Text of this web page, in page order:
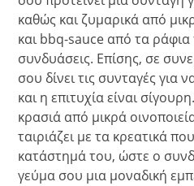
καθώς και ζυμαρικά από
και bbq-sauce από τα ράφια
συνδυάσεις. Επίσης, σε
σου δίνει τις συνταγές για
και η επιτυχία είναι
κρασιά από μικρά
ταιριάζει με τα κρεατικά
κατάστημά του, ώστε ο
γεύμα σου μια μοναδική